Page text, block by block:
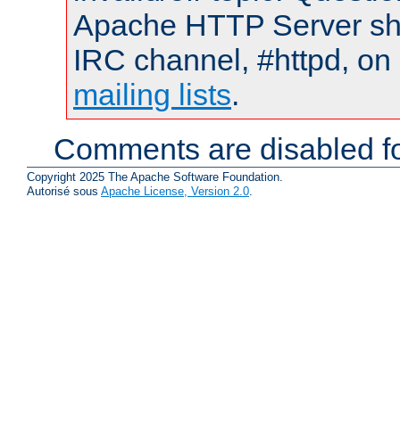
Apache HTTP Server
IRC channel, #httpd,
mailing lists.
Comments are disabled
Copyright 2025 The Apache Software Foundation.
Autorisé sous Apache License, Version 2.0.